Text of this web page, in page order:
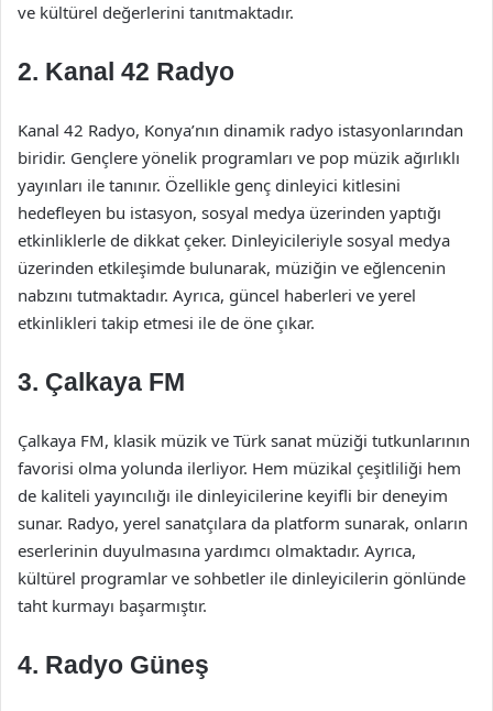
ve kültürel değerlerini tanıtmaktadır.
2. Kanal 42 Radyo
Kanal 42 Radyo, Konya’nın dinamik radyo istasyonlarından
biridir. Gençlere yönelik programları ve pop müzik ağırlıklı
yayınları ile tanınır. Özellikle genç dinleyici kitlesini
hedefleyen bu istasyon, sosyal medya üzerinden yaptığı
etkinliklerle de dikkat çeker. Dinleyicileriyle sosyal medya
üzerinden etkileşimde bulunarak, müziğin ve eğlencenin
nabzını tutmaktadır. Ayrıca, güncel haberleri ve yerel
etkinlikleri takip etmesi ile de öne çıkar.
3. Çalkaya FM
Çalkaya FM, klasik müzik ve Türk sanat müziği tutkunlarının
favorisi olma yolunda ilerliyor. Hem müzikal çeşitliliği hem
de kaliteli yayıncılığı ile dinleyicilerine keyifli bir deneyim
sunar. Radyo, yerel sanatçılara da platform sunarak, onların
eserlerinin duyulmasına yardımcı olmaktadır. Ayrıca,
kültürel programlar ve sohbetler ile dinleyicilerin gönlünde
taht kurmayı başarmıştır.
4. Radyo Güneş